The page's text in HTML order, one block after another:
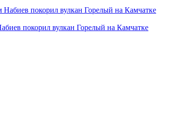
покорил вулкан Горелый на Камчатке